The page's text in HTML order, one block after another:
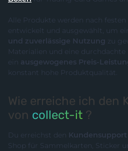
Alle Produkte werden nach
entwickelt und ausgewählt, um
und zuverlässige Nutzung zu
Materialien und eine
ein ausgewogenes Preis-
konstant hohe Produktqualität.
Wie erreiche ich den
von collect-it ?
Du erreichst den Kundensupport